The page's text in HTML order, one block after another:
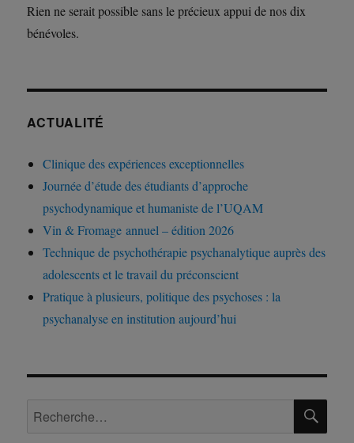
Rien ne serait possible sans le précieux appui de nos dix
bénévoles.
ACTUALITÉ
Clinique des expériences exceptionnelles
Journée d’étude des étudiants d’approche
psychodynamique et humaniste de l’UQAM
Vin & Fromage annuel – édition 2026
Technique de psychothérapie psychanalytique auprès des
adolescents et le travail du préconscient
Pratique à plusieurs, politique des psychoses : la
psychanalyse en institution aujourd’hui
Recherche